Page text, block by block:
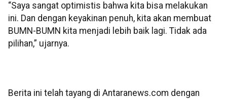
“Saya sangat optimistis bahwa kita bisa melakukan
ini. Dan dengan keyakinan penuh, kita akan membuat
BUMN-BUMN kita menjadi lebih baik lagi. Tidak ada
pilihan,” ujarnya.
Berita ini telah tayang di Antaranews.com dengan